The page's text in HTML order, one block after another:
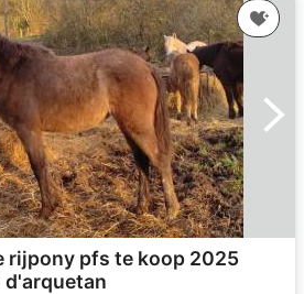
rijpony pfs te koop 2025
d'arquetan